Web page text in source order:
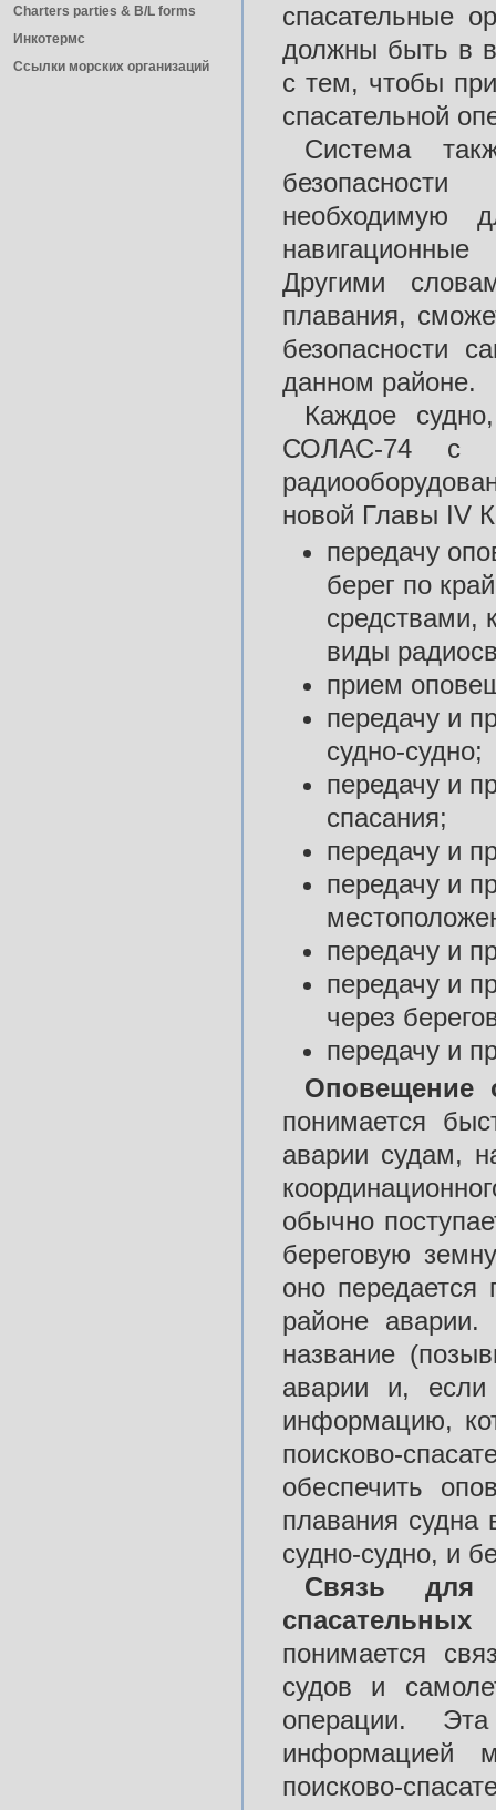
Charters parties & B/L forms
Инкотермс
Ссылки морских организаций
спасательные
должны быть в
с тем, чтобы
спасательной
Система
необходимую
Другими
плавания,
безопасности
данном районе.
Каждое
СОЛАС-74 с
новой Главы IV
передачу
берег по
средствами,
виды
прием
передачу и
судно-судно;
передачу и
спасания;
передачу и
передачу и
передачу и
передачу и
через
передачу и
Оповещение
понимается
аварии судам,
обычно
береговую
оно передается
районе
название
аварии и,
информацию,
поисково-
обеспечить
плавания судна
судно-судно, и
Связь для
понимается
судов и
операции.
информацией
поисково-